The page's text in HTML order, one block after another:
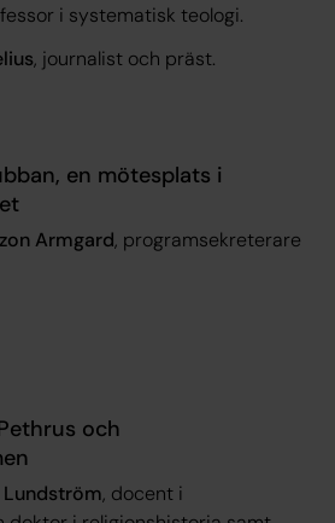
i systematisk teologi.
, journalist och präst.
en mötesplats i
Armgard, programsekreterare
och
Lundström, docent i